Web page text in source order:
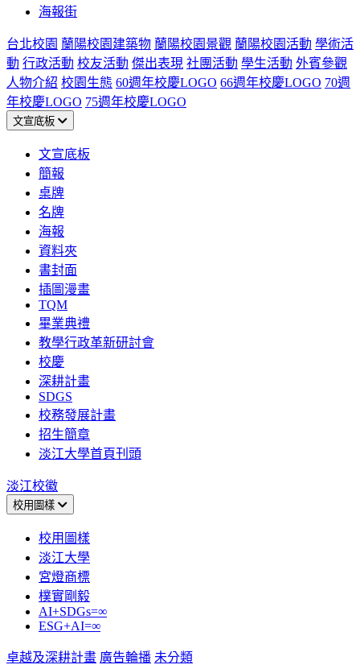
海報街
台北校園 蘭陽校園建築物 蘭陽校園景觀 蘭陽校園活動 學術活
動 行政活動 校友活動 傑出表現 社團活動 學生活動 外賓參觀
人物介紹 校園生態 60週年校慶LOGO 66週年校慶LOGO 70週
年校慶LOGO 75週年校慶LOGO
文宣底板
文宣底板
簡報
桌牌
名牌
海報
資料夾
書封面
插圖漫畫
TQM
畢業典禮
教學行政革新研討會
校慶
深耕計畫
SDGS
校務發展計畫
招生簡章
淡江大學首頁刊頭
淡江校徽
校用圖樣
校用圖樣
淡江大學
宮燈商標
樸實剛毅
AI+SDGs=∞
ESG+AI=∞
卓越及深耕計畫 廣告輪播 未分類